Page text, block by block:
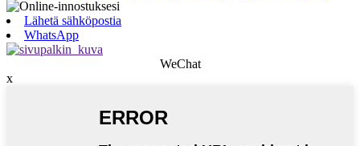
Lähetä sähköpostia
WhatsApp
WeChat
x